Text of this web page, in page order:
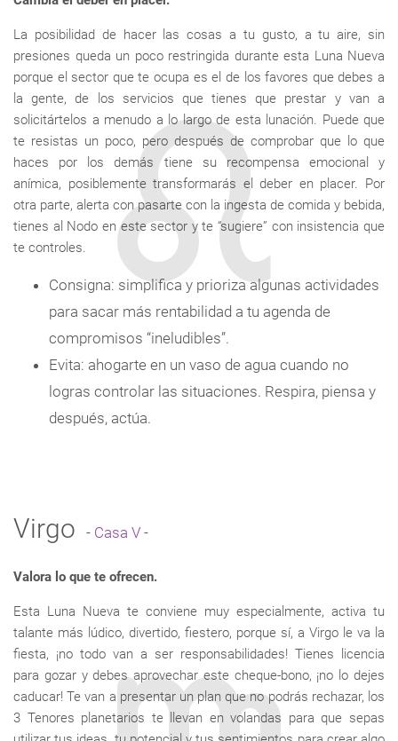
La posibilidad de hacer las cosas a tu gusto, a tu aire, sin
presiones queda un poco restringida durante esta Luna Nueva
porque el sector que te ocupa es el de los favores que debes a
la gente, de los servicios que tienes que prestar y van a
solicitártelos a menudo a lo largo de esta lunación. Puede que
te resistas un poco, pero después de comprobar que lo que
haces por los demás tiene su recompensa emocional y
anímica, posiblemente transformarás el deber en placer. Por
otra parte, alerta con pasarte con la ingesta de comida y bebida,
tienes al Nodo en este sector y te “sugiere” con insistencia que
te controles.
Consigna: simplifica y prioriza algunas actividades
para sacar más rentabilidad a tu agenda de
compromisos “ineludibles”.
Evita: ahogarte en un vaso de agua cuando no
logras controlar las situaciones. Respira, piensa y
después, actúa.
Virgo - Casa V -
Valora lo que te ofrecen.
Esta Luna Nueva te conviene muy especialmente, activa tu
talante más lúdico, divertido, fiestero, porque sí, a Virgo le va la
fiesta, ¡no todo van a ser responsabilidades! Tienes licencia
para gozar y debes aprovechar este cheque-bono, ¡no lo dejes
caducar! Te van a presentar un plan que no podrás rechazar, los
3 Tenores planetarios te llevan en volandas para que sepas